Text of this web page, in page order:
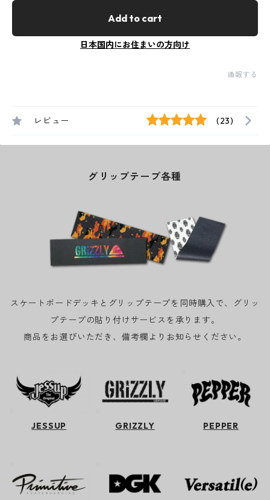
Add to cart
日本国内にお住まいの方向け
通報する
レビュー (23)
グリップテープ各種
スケートボードデッキとグリップテープを同時購入で、グリッ
プテープの貼り付けサービスを承ります。
商品をお選びいただき、備考欄よりお知らせください。
JESSUP GRIZZLY PEPPER